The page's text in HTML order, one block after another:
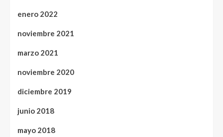
enero 2022
noviembre 2021
marzo 2021
noviembre 2020
diciembre 2019
junio 2018
mayo 2018